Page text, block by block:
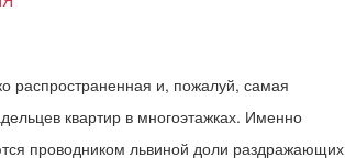
распространенная и, пожалуй, самая
квартир в многоэтажках. Именно
проводником львиной доли раздражающих